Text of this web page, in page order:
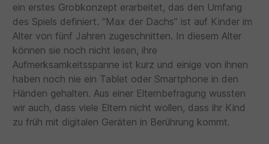
ein erstes Grobkonzept erarbeitet, das den Umfang
des Spiels definiert. “Max der Dachs” ist auf Kinder im
Alter von fünf Jahren zugeschnitten. In diesem Alter
können sie noch nicht lesen, ihre
Aufmerksamkeitsspanne ist kurz und einige von ihnen
haben noch nie ein Tablet oder Smartphone in den
Händen gehalten. Aus einer Elternbefragung wussten
wir auch, dass viele Eltern nicht wollen, dass ihr Kind
zu früh mit digitalen Geräten in Berührung kommt.